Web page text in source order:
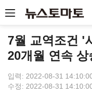
7월 교역조건 '
20개월 연속 상
입력: 2022-08-31
수정: 2022-08-31